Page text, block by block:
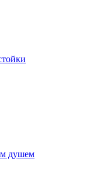
душем